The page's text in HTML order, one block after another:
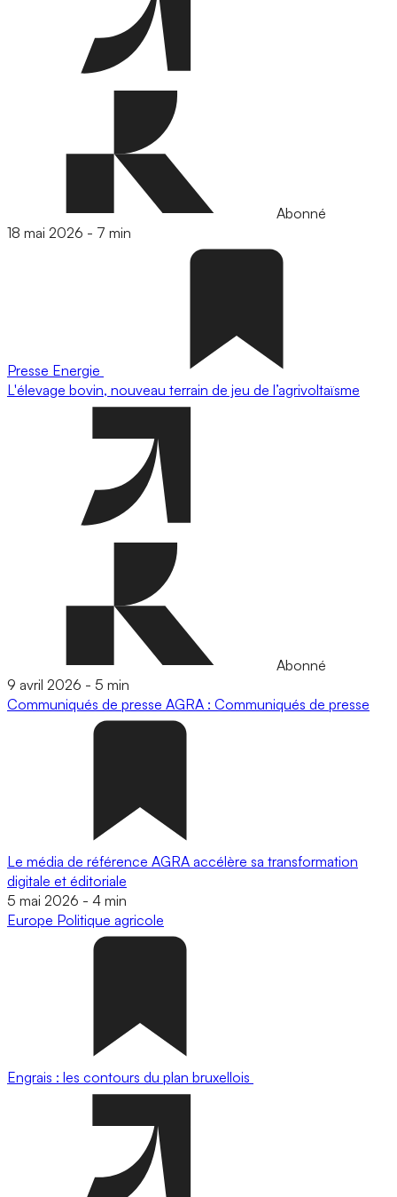
Abonné
18 mai 2026 - 7 min
Presse Energie
L'élevage bovin, nouveau terrain de jeu de l’agrivoltaïsme
Abonné
9 avril 2026 - 5 min
Communiqués de presse AGRA : Communiqués de presse
Le média de référence AGRA accélère sa transformation
digitale et éditoriale
5 mai 2026 - 4 min
Europe Politique agricole
Engrais : les contours du plan bruxellois